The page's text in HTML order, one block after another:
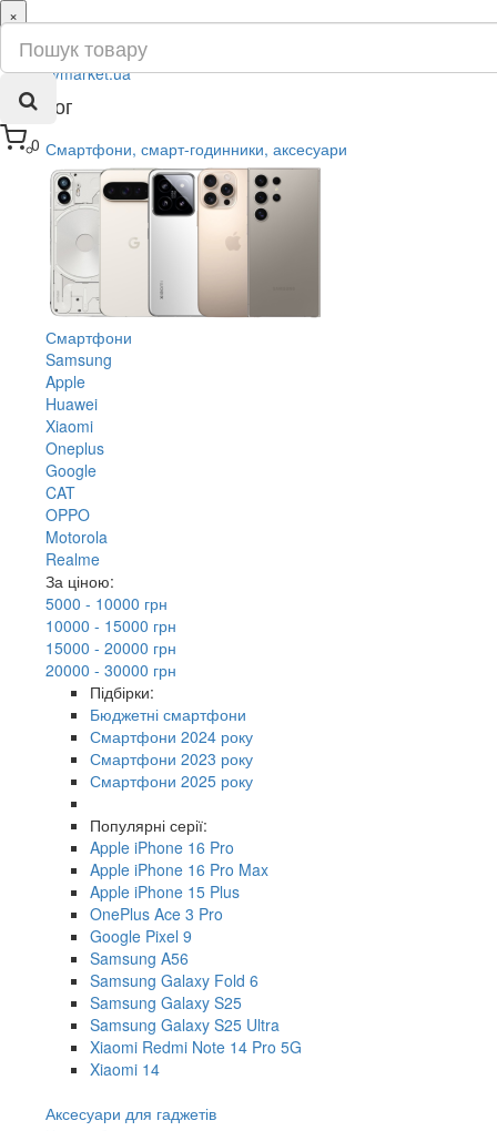
0
×
ru
ua
Каталог
Смартфони, смарт-годинники, аксесуари
Смартфони
Samsung
Apple
Huawei
Xiaomi
Oneplus
Google
CAT
OPPO
Motorola
Realme
За ціною:
5000 - 10000 грн
10000 - 15000 грн
15000 - 20000 грн
20000 - 30000 грн
Підбірки:
Бюджетні смартфони
Смартфони 2024 року
Смартфони 2023 року
Смартфони 2025 року
Популярні серії:
Apple iPhone 16 Pro
Apple iPhone 16 Pro Max
Apple iPhone 15 Plus
OnePlus Ace 3 Pro
Google Pixel 9
Samsung A56
Samsung Galaxy Fold 6
Samsung Galaxy S25
Samsung Galaxy S25 Ultra
Xiaomi Redmi Note 14 Pro 5G
Xiaomi 14
Аксесуари для гаджетів